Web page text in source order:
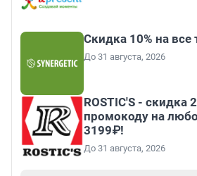
Скидка 10% на все
До 31 августа, 2026
ROSTIC'S - скидка
промокоду на
3199₽!
До 31 августа, 2026